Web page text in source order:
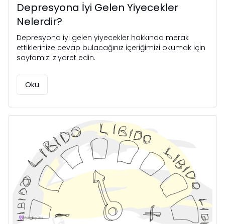
Depresyona İyi Gelen Yiyecekler
Nelerdir?
Depresyona iyi gelen yiyecekler hakkında merak
ettiklerinize cevap bulacağınız içeriğimizi okumak için
sayfamızı ziyaret edin.
Oku